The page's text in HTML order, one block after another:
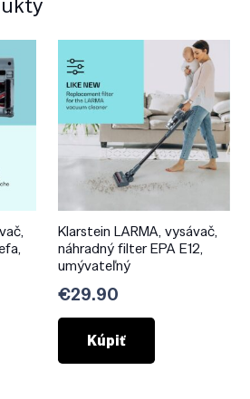
Klarstein LARMA, vysávač,
náhradný filter EPA E12,
umývateľný
€29.90
Kúpiť